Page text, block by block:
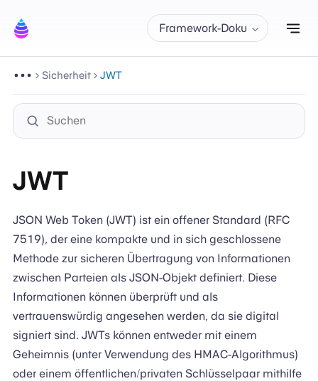
Framework-Doku
Sicherheit JWT
JWT
JSON Web Token (JWT) ist ein offener Standard (RFC
7519), der eine kompakte und in sich geschlossene
Methode zur sicheren Übertragung von Informationen
zwischen Parteien als JSON-Objekt definiert. Diese
Informationen können überprüft und als
vertrauenswürdig angesehen werden, da sie digital
signiert sind. JWTs können entweder mit einem
Geheimnis (unter Verwendung des HMAC-Algorithmus)
oder einem öffentlichen/privaten Schlüsselpaar mithilfe